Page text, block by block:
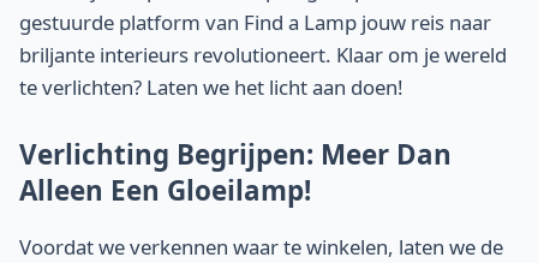
gestuurde platform van Find a Lamp jouw reis naar
briljante interieurs revolutioneert. Klaar om je wereld
te verlichten? Laten we het licht aan doen!
Verlichting Begrijpen: Meer Dan
Alleen Een Gloeilamp!
Voordat we verkennen waar te winkelen, laten we de